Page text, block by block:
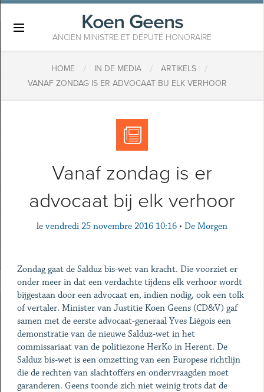
Koen Geens
ANCIEN MINISTRE ET DÉPUTÉ HONORAIRE
HOME / IN DE MEDIA / ARTIKELS /
VANAF ZONDAG IS ER ADVOCAAT BIJ ELK VERHOOR
Vanaf zondag is er
advocaat bij elk verhoor
le vendredi 25 novembre 2016 10:16 • De Morgen
Zondag gaat de Salduz bis-wet van kracht. Die voorziet er
onder meer in dat een verdachte tijdens elk verhoor wordt
bijgestaan door een advocaat en, indien nodig, ook een tolk
of vertaler. Minister van Justitie Koen Geens (CD&V) gaf
samen met de eerste advocaat-generaal Yves Liégois een
demonstratie van de nieuwe Salduz-wet in het
commissariaat van de politiezone HerKo in Herent. De
Salduz bis-wet is een omzetting van een Europese richtlijn
die de rechten van slachtoffers en ondervraagden moet
garanderen. Geens toonde zich niet weinig trots dat de